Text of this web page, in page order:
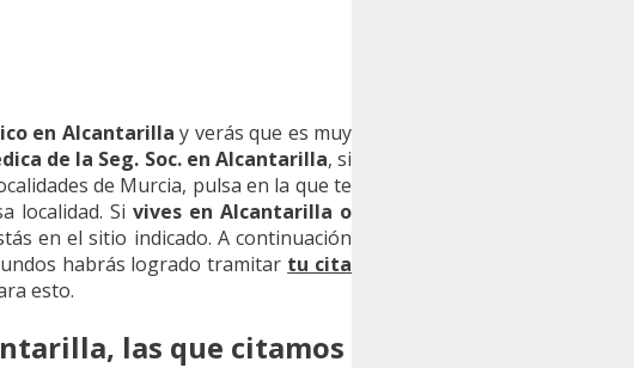
en Alcantarilla y verás que es muy
de la Seg. Soc. en Alcantarilla, si
de Murcia, pulsa en la que te
localidad. Sivives en Alcantarilla o
en el sitio indicado. A continuación
habrás logrado tramitar tu cita
esto.
las que citamos